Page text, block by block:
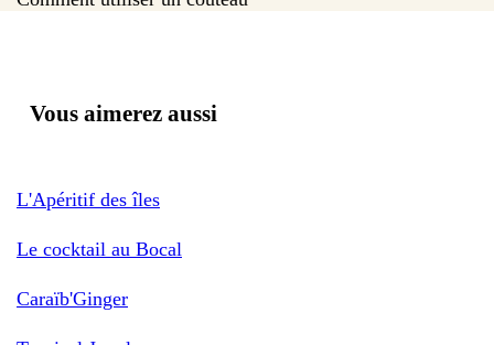
Vous aimerez aussi
L'Apéritif des îles
Le cocktail au Bocal
Caraïb'Ginger